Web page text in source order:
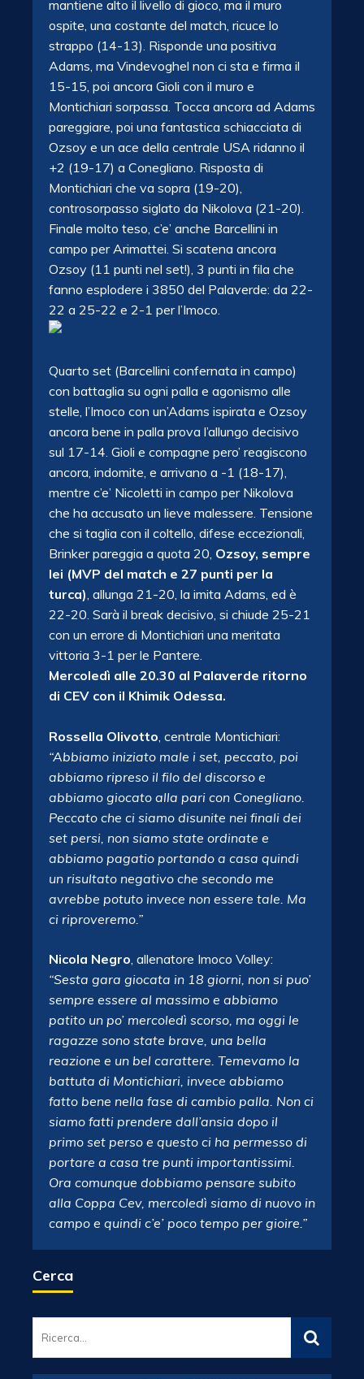
mantiene alto il livello di gioco, ma il muro
ospite, una costante del match, ricuce lo
strappo (14-13). Risponde una positiva
Adams, ma Vindevoghel non ci sta e firma il
15-15, poi ancora Gioli con il muro e
Montichiari sorpassa. Tocca ancora ad Adams
pareggiare, poi una fantastica schiacciata di
Ozsoy e un ace della centrale USA ridanno il
+2 (19-17) a Conegliano. Risposta di
Montichiari che va sopra (19-20),
controsorpasso siglato da Nikolova (21-20).
Finale molto teso, c’e’ anche Barcellini in
campo per Arimattei. Si scatena ancora
Ozsoy (11 punti nel set!), 3 punti in fila che
fanno esplodere i 3850 del Palaverde: da 22-
22 a 25-22 e 2-1 per l’Imoco.
Quarto set (Barcellini confernata in campo)
con battaglia su ogni palla e agonismo alle
stelle, l’Imoco con un’Adams ispirata e Ozsoy
ancora bene in palla prova l’allungo decisivo
sul 17-14. Gioli e compagne pero’ reagiscono
ancora, indomite, e arrivano a -1 (18-17),
mentre c’e’ Nicoletti in campo per Nikolova
che ha accusato un lieve malessere. Tensione
che si taglia con il coltello, difese eccezionali,
Brinker pareggia a quota 20, Ozsoy, sempre
lei (MVP del match e 27 punti per la
turca), allunga 21-20, la imita Adams, ed è
22-20. Sarà il break decisivo, si chiude 25-21
con un errore di Montichiari una meritata
vittoria 3-1 per le Pantere.
Mercoledì alle 20.30 al Palaverde ritorno
di CEV con il Khimik Odessa.
Rossella Olivotto, centrale Montichiari:
“Abbiamo iniziato male i set, peccato, poi
abbiamo ripreso il filo del discorso e
abbiamo giocato alla pari con Conegliano.
Peccato che ci siamo disunite nei finali dei
set persi, non siamo state ordinate e
abbiamo pagatio portando a casa quindi
un risultato negativo che secondo me
avrebbe potuto invece non essere tale. Ma
ci riproveremo.”
Nicola Negro, allenatore Imoco Volley:
“Sesta gara giocata in 18 giorni, non si puo’
sempre essere al massimo e abbiamo
patito un po’ mercoledì scorso, ma oggi le
ragazze sono state brave, una bella
reazione e un bel carattere. Temevamo la
battuta di Montichiari, invece abbiamo
fatto bene nella fase di cambio palla. Non ci
siamo fatti prendere dall’ansia dopo il
primo set perso e questo ci ha permesso di
portare a casa tre punti importantissimi.
Ora comunque dobbiamo pensare subito
alla Coppa Cev, mercoledì siamo di nuovo in
campo e quindi c’e’ poco tempo per gioire.”
Cerca